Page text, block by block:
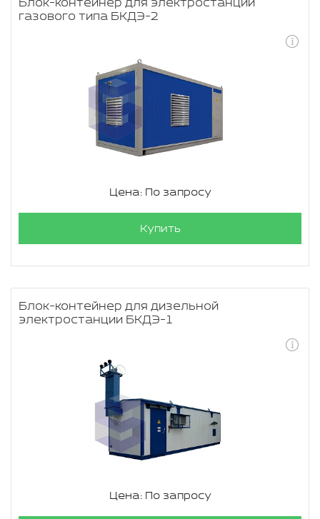
Блок-контейнер для электростанции
газового типа БКДЭ-2
Цена: По запросу
Купить
Блок-контейнер для дизельной
электростанции БКДЭ-1
Цена: По запросу